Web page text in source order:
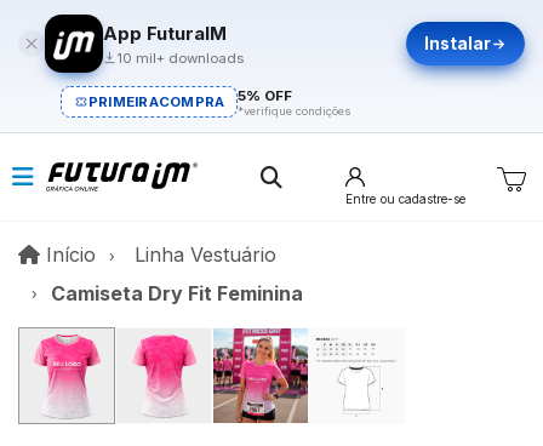
App FuturaIM
10 mil+ downloads
Instalar
PRIMEIRACOMPRA 5% OFF
*verifique condições
Entre ou cadastre-se
Início InícioLinha Vestuário
Camiseta Dry Fit Feminina